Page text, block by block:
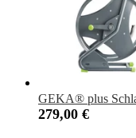
GEKA® plus
279,00 €